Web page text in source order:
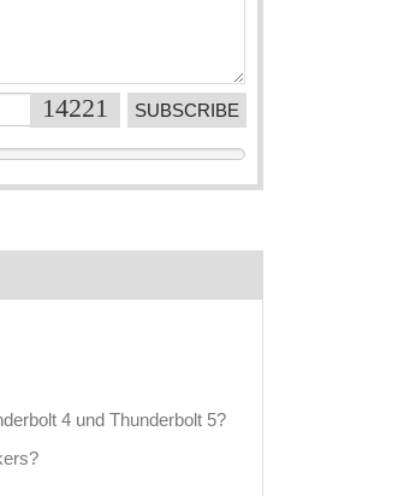
4 und Thunderbolt 5?